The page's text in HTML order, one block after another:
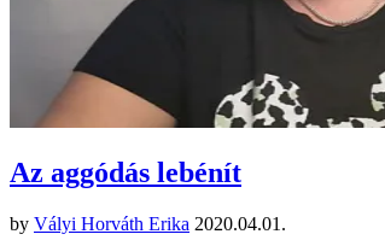
Az aggódás lebénít
by Vályi Horváth Erika 2020.04.01.